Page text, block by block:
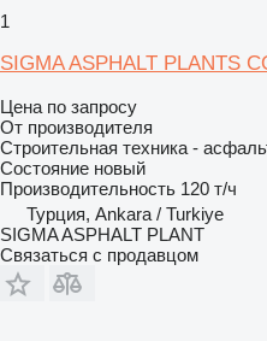
1
SIGMA ASPHALT PLANTS
Цена по запросу
От производителя
Строительная техника -
Состояние новый
Производительность 120 т/ч
Турция, Ankara / Turkiye
SIGMA ASPHALT PLANT
Связаться с продавцом